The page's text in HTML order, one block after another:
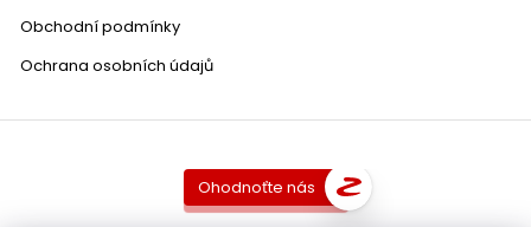
Obchodní podmínky
Ochrana osobních údajů
Ohodnoťte nás